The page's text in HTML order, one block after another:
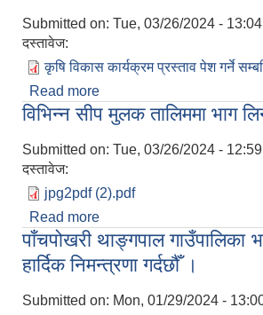
Submitted on: Tue, 03/26/2024 - 13:04
दस्तावेज:
कृषि विकास कार्यक्रम प्रस्ताव पेश गर्ने
Read more
विभिन्न सीप मुलक तालिममा भाग
Submitted on: Tue, 03/26/2024 - 12:59
दस्तावेज:
jpg2pdf (2).pdf
Read more
पाँचपोखरी थाङ्गपाल गाउँपालिका
हार्दिक निमन्त्रणा गर्दछौँ ।
Submitted on: Mon, 01/29/2024 -